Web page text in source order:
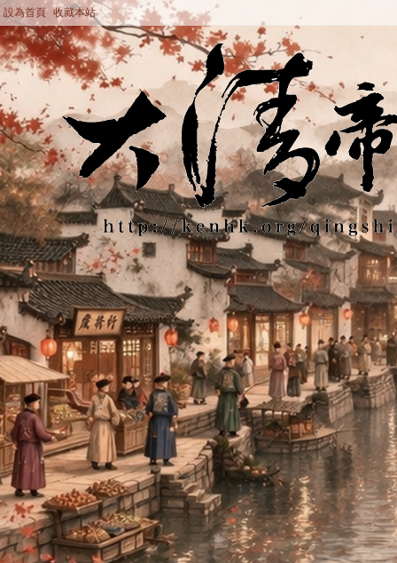
設為首頁 收藏本站